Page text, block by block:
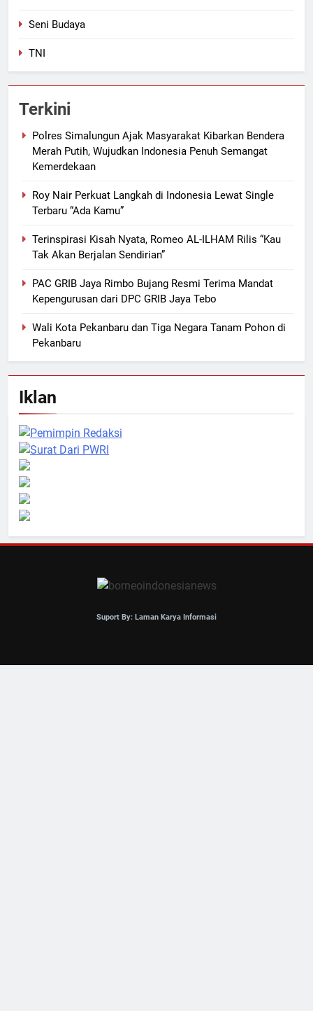
Seni Budaya
TNI
Terkini
Polres Simalungun Ajak Masyarakat Kibarkan Bendera
Merah Putih, Wujudkan Indonesia Penuh Semangat
Kemerdekaan
Roy Nair Perkuat Langkah di Indonesia Lewat Single
Terbaru “Ada Kamu”
Terinspirasi Kisah Nyata, Romeo AL-ILHAM Rilis “Kau
Tak Akan Berjalan Sendirian”
PAC GRIB Jaya Rimbo Bujang Resmi Terima Mandat
Kepengurusan dari DPC GRIB Jaya Tebo
Wali Kota Pekanbaru dan Tiga Negara Tanam Pohon di
Pekanbaru
Iklan
Suport By: Laman Karya Informasi